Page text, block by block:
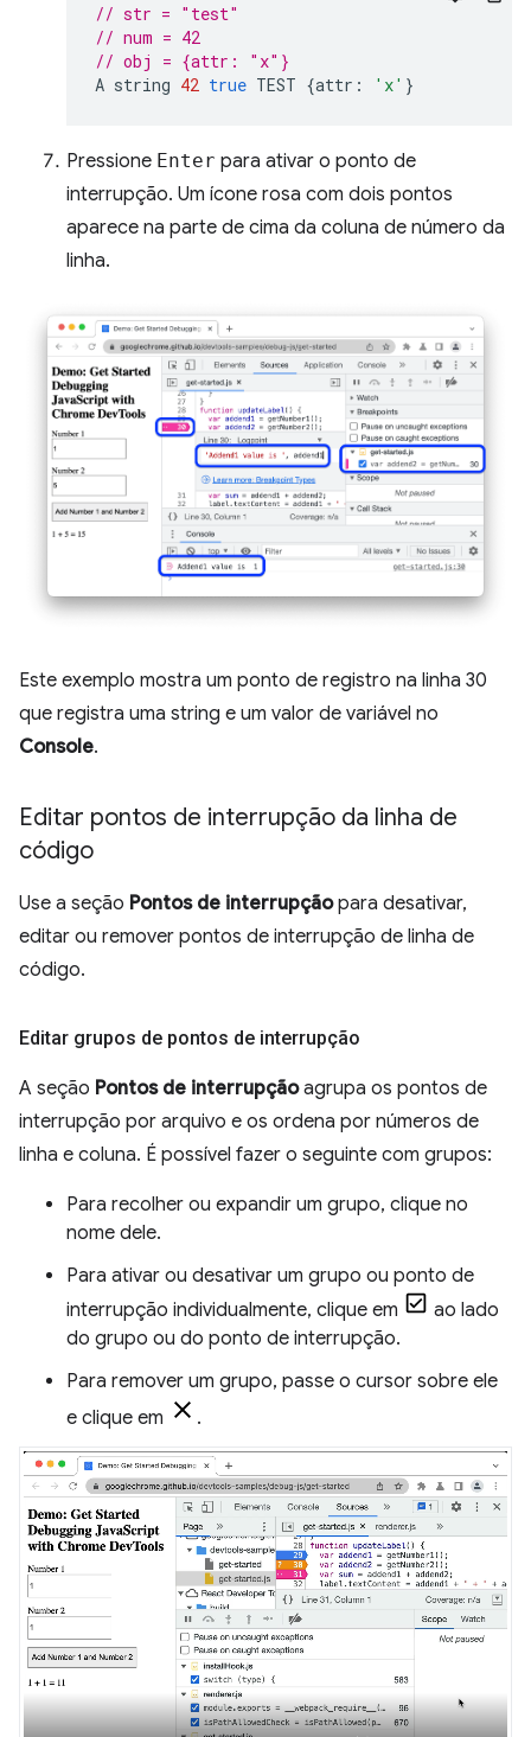
// str = "test"
// num = 42
// obj = {attr: "x"}
A string 42 true TEST {attr : 'x' }
Pressione Enter para ativar o ponto de
interrupção. Um ícone rosa com dois pontos
aparece na parte de cima da coluna de número da
linha.
Este exemplo mostra um ponto de registro na linha 30
que registra uma string e um valor de variável no
Console.
Editar pontos de interrupção da linha de
código
Use a seção Pontos de interrupçãopara desativar,
editar ou remover pontos de interrupção de linha de
código.
Editar grupos de pontos de interrupção
A seção Pontos de interrupçãoagrupa os pontos de
interrupção por arquivo e os ordena por números de
linha e coluna. É possível fazer o seguinte com grupos:
Para recolher ou expandir um grupo, clique no
nome dele.
Para ativar ou desativar um grupo ou ponto de
interrupção individualmente, clique em
ao lado
do grupo ou do ponto de interrupção.
Para remover um grupo, passe o cursor sobre ele
e clique em
.